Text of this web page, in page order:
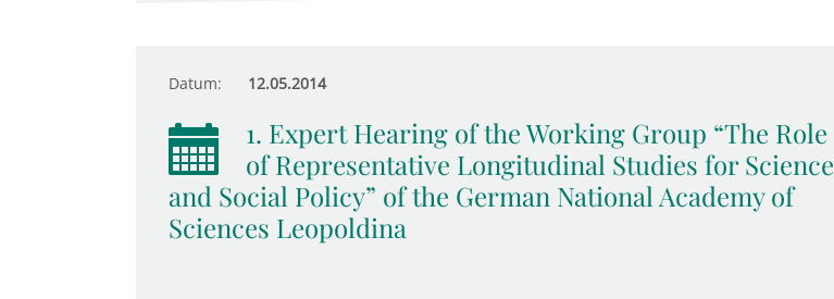
Datum: 12.05.2014
1. Expert Hearing of the Working Group “The Role
of Representative Longitudinal Studies for Science
and Social Policy” of the German National Academy of
Sciences Leopoldina